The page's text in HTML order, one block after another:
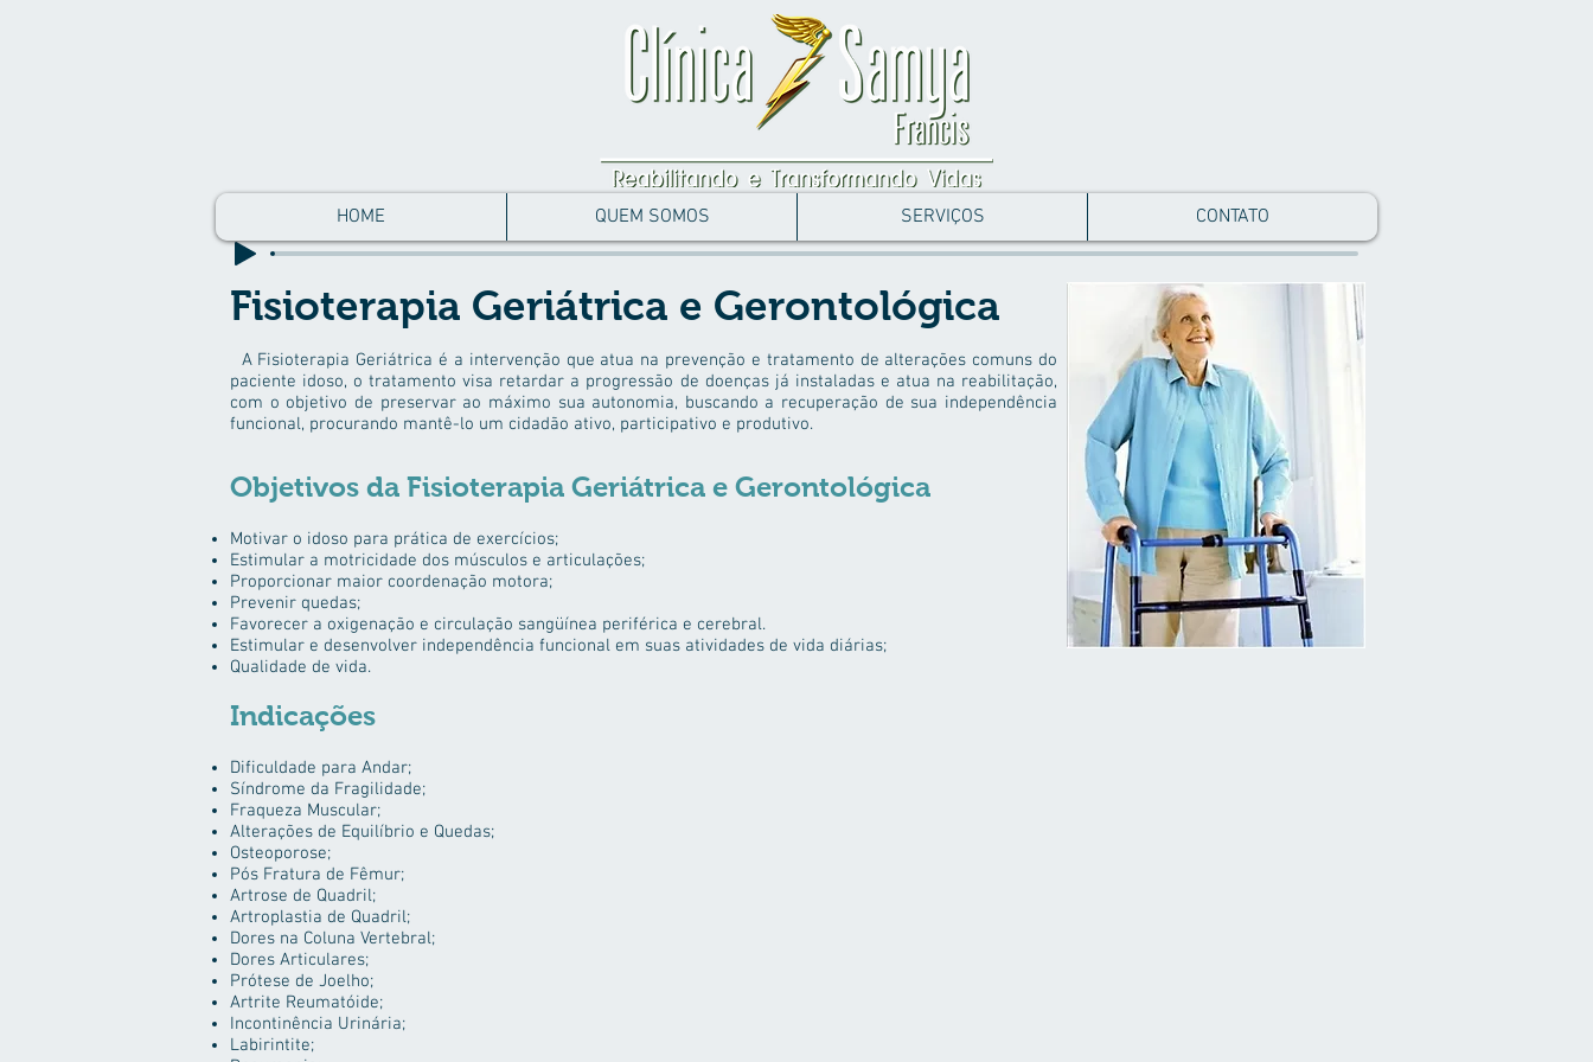
HOME QUEM SOMOS SERVIÇOS CONTATO
Fisioterapia Geriátrica e Gerontológica
A Fisioterapia Geriátrica é a intervenção que atua na prevenção e tratamento de alterações comuns do
paciente idoso, o tratamento visa retardar a progressão de doenças já instaladas e atua na reabilitação,
com o objetivo de preservar ao máximo sua autonomia, buscando a recuperação de sua independência
funcional, procurando mantê-lo um cidadão ativo, participativo e produtivo.
Objetivos da Fisioterapia Geriátrica e Gerontológica
Motivar o idoso para prática de exercícios;
Estimular a motricidade dos músculos e articulações;
Proporcionar maior coordenação motora;
Prevenir quedas;
Favorecer a oxigenação e circulação sangüínea periférica e cerebral.
Estimular e desenvolver independência funcional em suas atividades de vida diárias;
Qualidade de vida.
Indicações
Dificuldade para Andar;
Síndrome da Fragilidade;
Fraqueza Muscular;
Alterações de Equilíbrio e Quedas;
Osteoporose;
Pós Fratura de Fêmur;
Artrose de Quadril;
Artroplastia de Quadril;
Dores na Coluna Vertebral;
Dores Articulares;
Prótese de Joelho;
Artrite Reumatóide;
Incontinência Urinária;
Labirintite;